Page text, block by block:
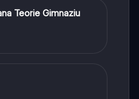
Teorie Gimnaziu